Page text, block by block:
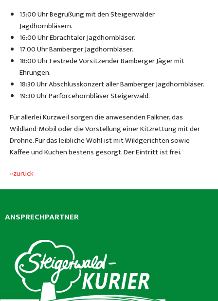
15:00 Uhr Begrüßung mit den Steigerwälder
Jagdhornbläsern.
16:00 Uhr Ebrachtaler Jagdhornbläser.
17:00 Uhr Bamberger Jagdhornbläser.
18:00 Uhr Festrede Vorsitzender Bamberger Jäger mit
Ehrungen.
18:30 Uhr Abschlusskonzert aller Bamberger Jagdhornbläser.
19:30 Uhr Parforcehornbläser Steigerwald.
Für allerlei Kurzweil sorgen die anwesenden Falkner, das
Wildland-Mobil oder die Vorstellung einer Kitzrettung mit der
Drohne. Für das leibliche Wohl ist mit Wildgerichten sowie
Kaffee und Kuchen bestens gesorgt. Der Eintritt ist frei.
«zurück
ANSPRECHPARTNER